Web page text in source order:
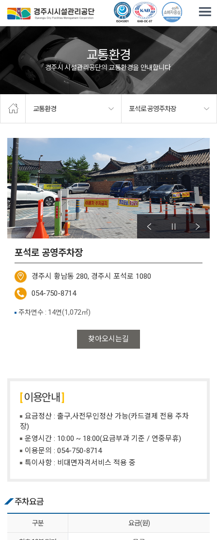
교통환경
경주시 시설관리공단의 교통환경을 안내합니다.
교통환경 포석로 공영주차장
포석로 공영주차장
경주시 황남동 280, 경주시 포석로 1080
054-750-8714
찾아오시는길
주차면수 : 14면(1,072㎡)
이용안내
요금정산 : 출구,사전무인정산 가능(카드결제 전용 주차
장)
운영시간 : 10:00 ~ 18:00(요금부과 기준 / 연중무휴)
이용문의 : 054-750-8714
특이사항 : 비대면자격서비스 적용 중
주차요금
구분 요금(원)